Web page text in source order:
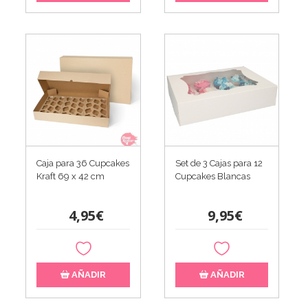
Caja para 36 Cupcakes
Kraft 69 x 42 cm
4,95€
AÑADIR
Set de 3 Cajas para 12
Cupcakes Blancas
9,95€
AÑADIR